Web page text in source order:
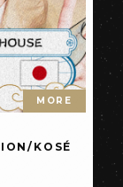
MORE
KOSÉ